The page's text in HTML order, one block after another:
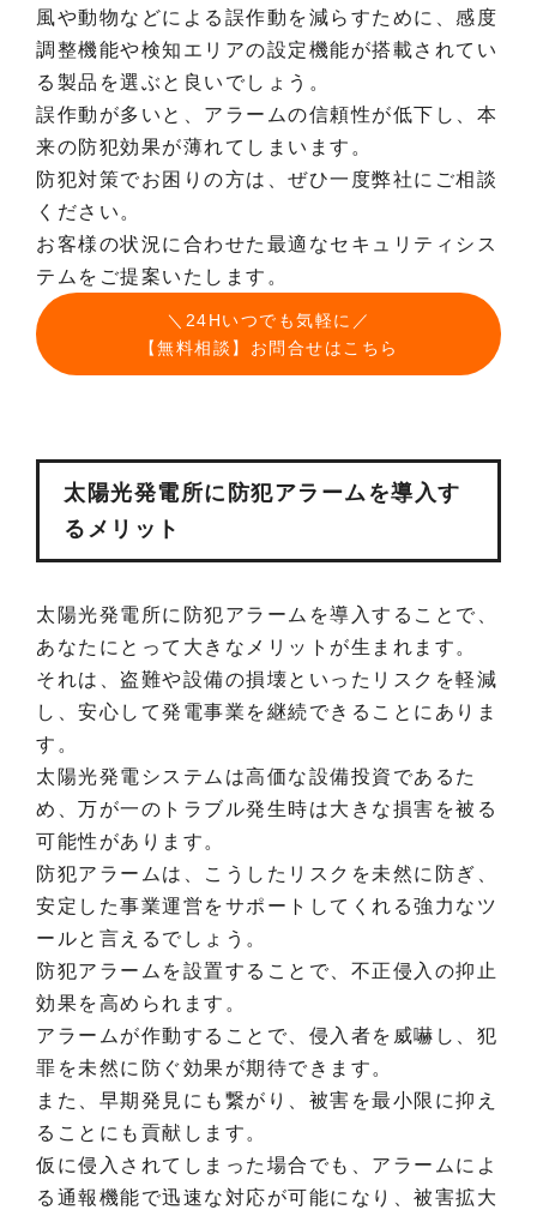
風や動物などによる誤作動を減らすために、感度
調整機能や検知エリアの設定機能が搭載されてい
る製品を選ぶと良いでしょう。
誤作動が多いと、アラームの信頼性が低下し、本
来の防犯効果が薄れてしまいます。
防犯対策でお困りの方は、ぜひ一度弊社にご相談
ください。
お客様の状況に合わせた最適なセキュリティシス
テムをご提案いたします。
＼24Hいつでも気軽に／
【無料相談】お問合せはこちら
太陽光発電所に防犯アラームを導入す
るメリット
太陽光発電所に防犯アラームを導入することで、
あなたにとって大きなメリットが生まれます。
それは、盗難や設備の損壊といったリスクを軽減
し、安心して発電事業を継続できることにありま
す。
太陽光発電システムは高価な設備投資であるた
め、万が一のトラブル発生時は大きな損害を被る
可能性があります。
防犯アラームは、こうしたリスクを未然に防ぎ、
安定した事業運営をサポートしてくれる強力なツ
ールと言えるでしょう。
防犯アラームを設置することで、不正侵入の抑止
効果を高められます。
アラームが作動することで、侵入者を威嚇し、犯
罪を未然に防ぐ効果が期待できます。
また、早期発見にも繋がり、被害を最小限に抑え
ることにも貢献します。
仮に侵入されてしまった場合でも、アラームによ
る通報機能で迅速な対応が可能になり、被害拡大